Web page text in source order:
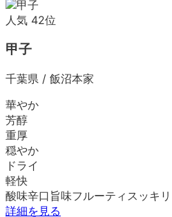
人気 42位
甲子
千葉県 / 飯沼本家
華やか
芳醇
重厚
穏やか
ドライ
軽快
酸味辛口 旨味フルーティ スッキリ
詳細を見る